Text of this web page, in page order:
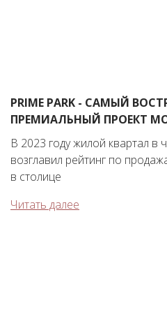
PRIME PARK - САМЫЙ
ПРЕМИАЛЬНЫЙ ПРОЕКТ
В 2023 году жилой квартал в
возглавил рейтинг по
в столице
Читать далее